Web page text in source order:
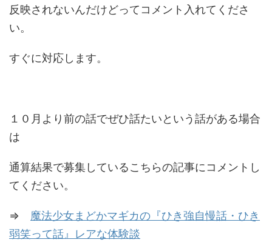
反映されないんだけどってコメント入れてくださ
い。
すぐに対応します。
１０月より前の話でぜひ話たいという話がある場合
は
通算結果で募集しているこちらの記事にコメントし
てください。
⇒ 魔法少女まどかマギカの『ひき強自慢話・ひき
弱笑って話』レアな体験談